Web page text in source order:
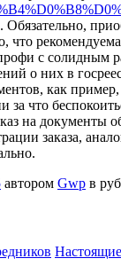
что
с солидным
о них в
как
за что
на документы
заказа,
автором Gwp в